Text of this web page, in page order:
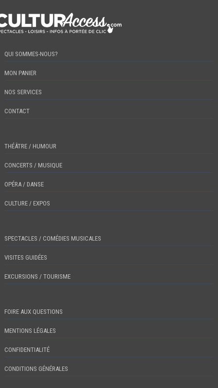
QUI SOMMES-NOUS?
MON PANIER
NOS SERVICES
CONTACT
THÉÂTRE / HUMOUR
CONCERTS / MUSIQUE
OPÉRA / DANSE
CULTURE / EXPOS
SPECTACLES / COMÉDIES MUSICALES
VISITES GUIDÉES
EXCURSIONS / TOURISME
FOIRE AUX QUESTIONS
MENTIONS LÉGALES
CONFIDENTIALITÉ
CONDITIONS GÉNÉRALES